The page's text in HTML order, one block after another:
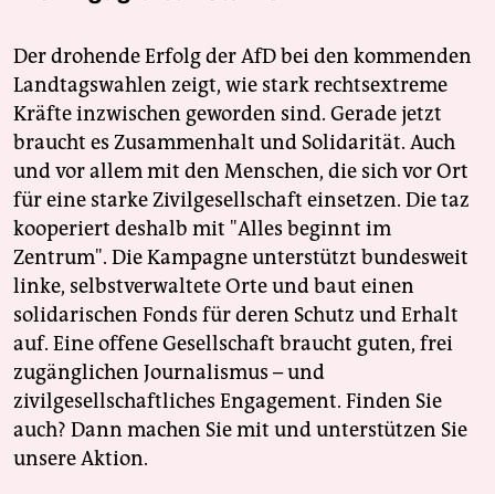
Der drohende Erfolg der AfD bei den kommenden
Landtagswahlen zeigt, wie stark rechtsextreme
Kräfte inzwischen geworden sind. Gerade jetzt
braucht es Zusammenhalt und Solidarität. Auch
und vor allem mit den Menschen, die sich vor Ort
für eine starke Zivilgesellschaft einsetzen. Die taz
kooperiert deshalb mit "Alles beginnt im
Zentrum". Die Kampagne unterstützt bundesweit
linke, selbstverwaltete Orte und baut einen
solidarischen Fonds für deren Schutz und Erhalt
auf. Eine offene Gesellschaft braucht guten, frei
zugänglichen Journalismus – und
zivilgesellschaftliches Engagement. Finden Sie
auch? Dann machen Sie mit und unterstützen Sie
unsere Aktion.